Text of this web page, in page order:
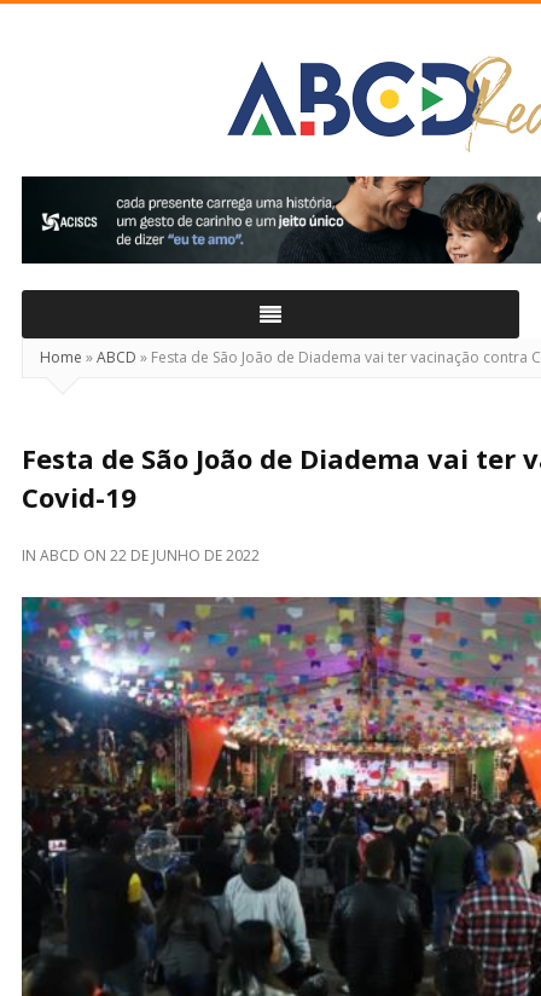
Home »ABCD » Festa de São João de Diadema vai ter vacinação contra
Festa de São João de Diadema vai ter
Covid-19
IN ABCD ON 22 DE JUNHO DE 2022